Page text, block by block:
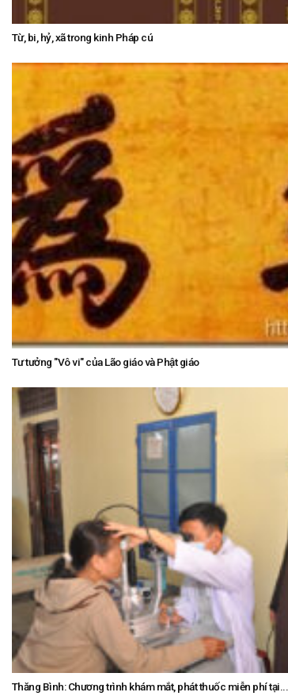
Từ, bi, hỷ, xã trong kinh Pháp cú
Tư tưởng "Vô vi" của Lão giáo và Phật giáo
Thăng Bình: Chương trình khám mắt, phát thuốc miễn phí tại...